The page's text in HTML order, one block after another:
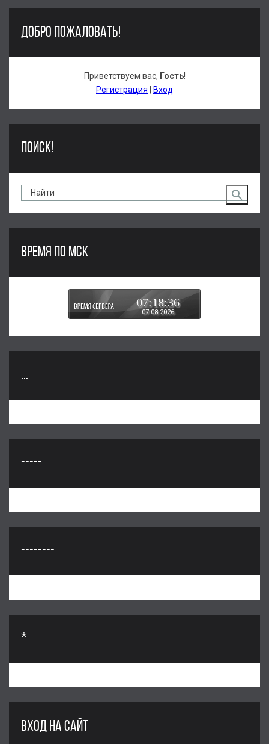
ДОБРО ПОЖАЛОВАТЬ!
Приветствуем вас, Гость!
Регистрация
Вход
ПОИСК!
ВРЕМЯ ПО МСК
07:18:37
07.08.2026
...
-----
--------
*
ВХОД НА САЙТ